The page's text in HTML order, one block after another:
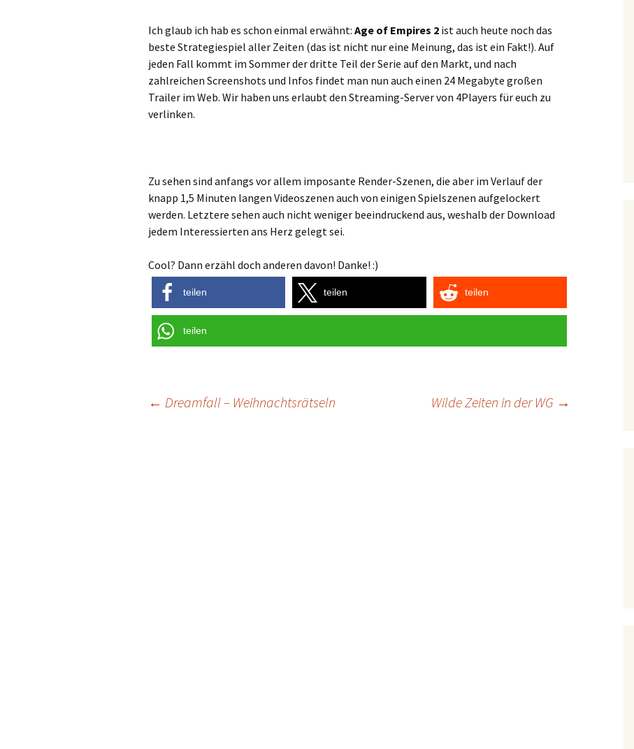
Ich glaub ich hab es schon einmal erwähnt: Age of Empires 2 ist auch heute noch das
beste Strategiespiel aller Zeiten (das ist nicht nur eine Meinung, das ist ein Fakt!). Auf
jeden Fall kommt im Sommer der dritte Teil der Serie auf den Markt, und nach
zahlreichen Screenshots und Infos findet man nun auch einen 24 Megabyte großen
Trailer im Web. Wir haben uns erlaubt den Streaming-Server von 4Players für euch zu
verlinken.
Zu sehen sind anfangs vor allem imposante Render-Szenen, die aber im Verlauf der
knapp 1,5 Minuten langen Videoszenen auch von einigen Spielszenen aufgelockert
werden. Letztere sehen auch nicht weniger beeindruckend aus, weshalb der Download
jedem Interessierten ans Herz gelegt sei.
Cool? Dann erzähl doch anderen davon! Danke! :)
teilen teilen teilen
teilen
← Dreamfall – Weihnachtsrätseln Wilde Zeiten in der WG →